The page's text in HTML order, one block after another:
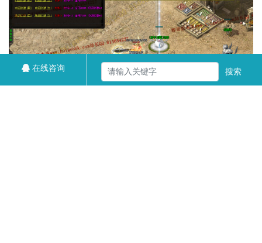
在线咨询 搜索